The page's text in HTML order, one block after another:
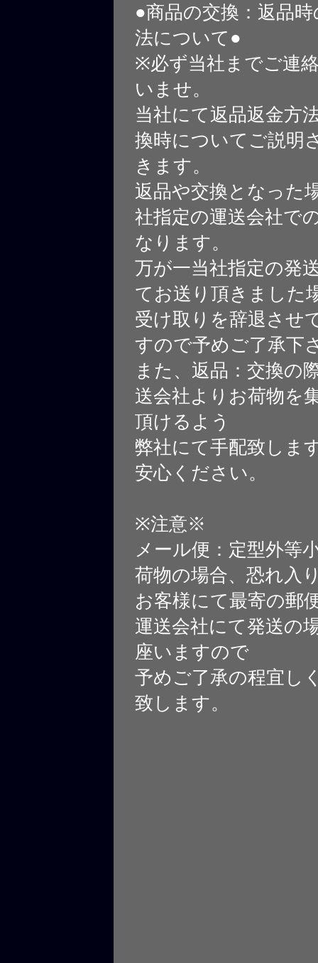
●商品の交換：返品
法について●
※必ず当社までご連
いませ。
当社にて返品返金方
換時についてご説明
きます。
返品や交換となった
社指定の運送会社で
なります。
万が一当社指定の発
てお送り頂きました
受け取りを辞退させ
すので予めご了承下
また、返品：交換の
送会社よりお荷物を
頂けるよう
弊社にて手配致しま
安心ください。
※注意※
メール便：定型外等
荷物の場合、恐れ入
お客様にて最寄の郵
運送会社にて発送の
座いますので
予めご了承の程宜し
致します。